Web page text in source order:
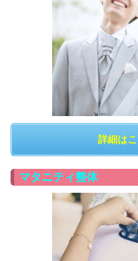
詳細は
マタニティ整体